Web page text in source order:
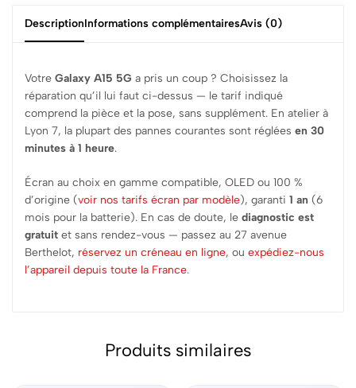
DescriptionInformations complémentairesAvis (0)
Votre Galaxy A15 5G a pris un coup ? Choisissez la
réparation qu’il lui faut ci-dessus — le tarif indiqué
comprend la pièce et la pose, sans supplément. En atelier à
Lyon 7, la plupart des pannes courantes sont réglées en 30
minutes à 1 heure.
Écran au choix en gamme compatible, OLED ou 100 %
d’origine (voir nos tarifs écran par modèle), garanti 1 an (6
mois pour la batterie). En cas de doute, le diagnostic est
gratuit et sans rendez-vous — passez au 27 avenue
Berthelot, réservez un créneau en ligne, ou expédiez-nous
l’appareil depuis toute la France.
Produits similaires